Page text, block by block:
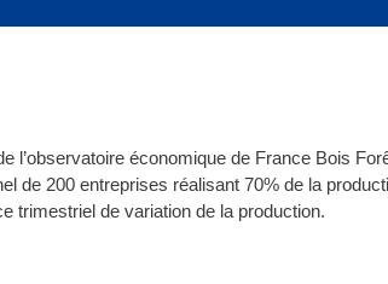
l’observatoire économique de France Bois
de 200 entreprises réalisant 70% de la
trimestriel de variation de la production.